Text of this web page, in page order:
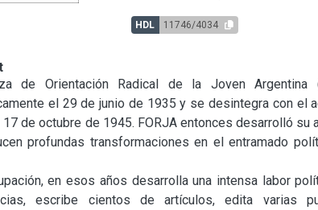
HDL 11746/4034
de Orientación Radical de la Joven Argentina
el 29 de junio de 1935 y se desintegra con el
de octubre de 1945. FORJA entonces desarrolló su
profundas transformaciones en el entramado
en esos años desarrolla una intensa labor
escribe cientos de artículos, edita varias